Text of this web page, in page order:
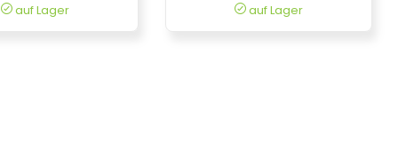
auf Lager auf Lager